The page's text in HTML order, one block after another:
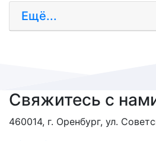
Ещё...
Свяжитесь с
460014, г. Оренбург, ул.